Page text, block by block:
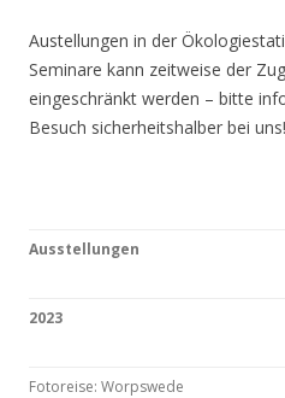
Austellungen in der
Seminare kann zeitweise der
eingeschränkt werden – bitte
Besuch sicherheitshalber bei uns!
Ausstellungen
2023
Fotoreise: Worpswede